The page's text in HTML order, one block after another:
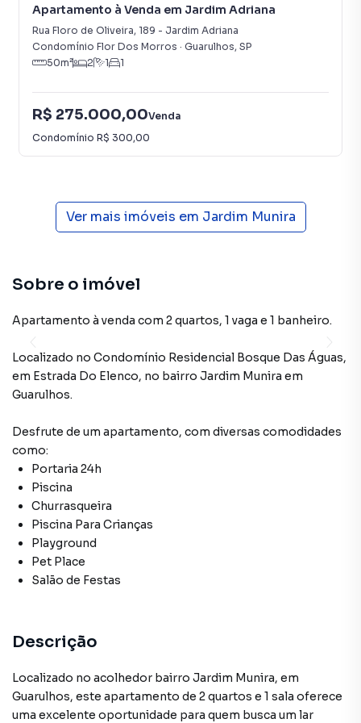
Apartamento à Venda em Jardim Adriana
Rua Floro de Oliveira, 189 - Jardim Adriana
Condomínio Flor Dos Morros · Guarulhos, SP
50m² 2 1 1
R$ 275.000,00Venda
Condomínio R$ 300,00
Ver mais imóveis em Jardim Munira
Sobre o imóvel
Apartamento à venda com 2 quartos, 1 vaga e 1 banheiro.
Localizado no Condomínio Residencial Bosque Das Águas,
em Estrada Do Elenco, no bairro Jardim Munira em
Guarulhos.
Desfrute de um apartamento, com diversas comodidades
como:
Portaria 24h
Piscina
Churrasqueira
Piscina Para Crianças
Playground
Pet Place
Salão de Festas
Descrição
Localizado no acolhedor bairro Jardim Munira, em
Guarulhos, este apartamento de 2 quartos e 1 sala oferece
uma excelente oportunidade para quem busca um lar